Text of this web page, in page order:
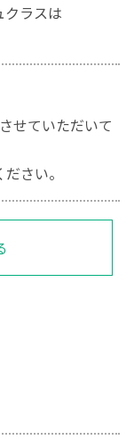
クラスは
せていただいて
さい。